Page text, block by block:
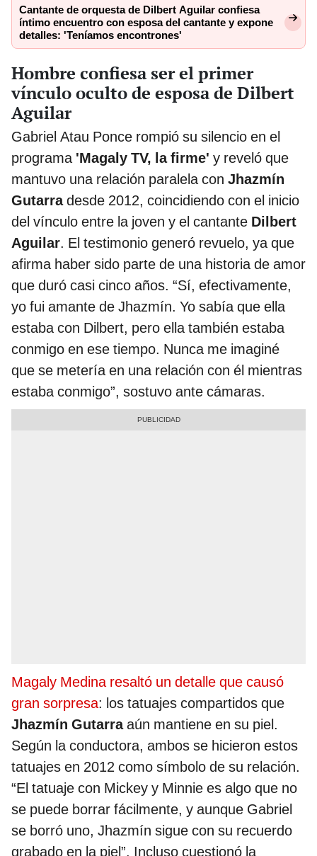
Cantante de orquesta de Dilbert Aguilar confiesa
íntimo encuentro con esposa del cantante y expone
detalles: 'Teníamos encontrones'
Hombre confiesa ser el primer
vínculo oculto de esposa de Dilbert
Aguilar
Gabriel Atau Ponce rompió su silencio en el
programa'Magaly TV, la firme' y reveló que
mantuvo una relación paralela con Jhazmín
Gutarradesde 2012, coincidiendo con el inicio
del vínculo entre la joven y el cantante Dilbert
Aguilar. El testimonio generó revuelo, ya que
afirma haber sido parte de una historia de amor
que duró casi cinco años. “Sí, efectivamente,
yo fui amante de Jhazmín. Yo sabía que ella
estaba con Dilbert, pero ella también estaba
conmigo en ese tiempo. Nunca me imaginé
que se metería en una relación con él mientras
estaba conmigo”, sostuvo ante cámaras.
Magaly Medina resaltó un detalle que causó
gran sorpresa: los tatuajes compartidos que
Jhazmín Gutarraaún mantiene en su piel.
Según la conductora, ambos se hicieron estos
tatuajes en 2012 como símbolo de su relación.
“El tatuaje con Mickey y Minnie es algo que no
se puede borrar fácilmente, y aunque Gabriel
se borró uno, Jhazmín sigue con su recuerdo
grabado en la piel”. Incluso cuestionó la